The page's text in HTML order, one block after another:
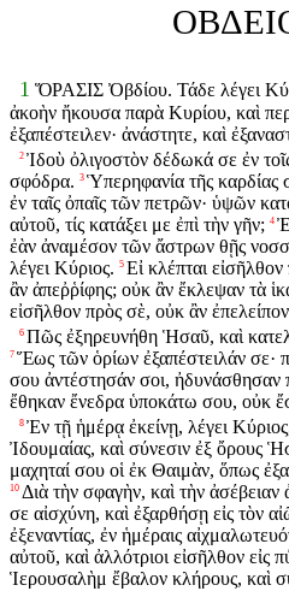
1 ὍΡΑΣΙΣ Ὀβδίου. Τάδε λέγει
ἀκοὴν ἤκουσα παρὰ Κυρίου, καὶ
ἐξαπέστειλεν· ἀνάστητε, καὶ
2 Ἰδοὺ ὀλιγοστὸν δέδωκά σε ἐν
σφόδρα. 3 Ὑπερηφανία τῆς καρδίας
ἐν ταῖς ὀπαῖς τῶν πετρῶν· ὑψῶν
αὐτοῦ, τίς κατάξει με ἐπὶ τὴν γῆν; 4
ἐὰν ἀναμέσον τῶν ἄστρων θῇς
λέγει Κύριος. 5 Εἰ κλέπται
ἂν ἀπεῤῥίφης; οὐκ ἂν ἔκλεψαν τὰ
εἰσῆλθον πρὸς σὲ, οὐκ ἂν
6 Πῶς ἐξηρευνήθη Ἡσαῦ, καὶ
7 Ἕως τῶν ὁρίων ἐξαπέστειλάν σε·
σου ἀντέστησάν σοι, ἠδυνάσθησαν
ἔθηκαν ἔνεδρα ὑποκάτω σου, οὐκ
8 Ἐν τῇ ἡμέρᾳ ἐκείνῃ, λέγει
Ἰδουμαίας, καὶ σύνεσιν ἐξ ὄρους
μαχηταί σου οἱ ἐκ Θαιμὰν, ὅπως
10 Διὰ τὴν σφαγὴν, καὶ τὴν
σε αἰσχύνη, καὶ ἐξαρθήσῃ εἰς τὸν
ἐξεναντίας, ἐν ἡμέραις
αὐτοῦ, καὶ ἀλλότριοι εἰσῆλθον εἰς
Ἱερουσαλὴμ ἔβαλον κλήρους, καὶ